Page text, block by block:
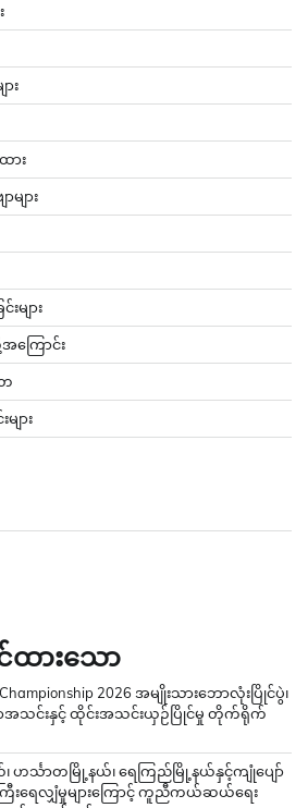
း
ား
ျား
များ
ြောင်း
ျား
ားသော
Championship 2026 အမျိုးသားဘောလုံးပြိုင်ပွဲ၊
အသင်းနှင့် ထိုင်းအသင်းယှဉ်ပြိုင်မှု တိုက်ရိုက်
ဟင်္သာတမြို့နယ်၊ ရေကြည်မြို့နယ်နှင့်ကျုံပျော်
းရေလျှံမှုများကြောင့် ကူညီကယ်ဆယ်ရေး